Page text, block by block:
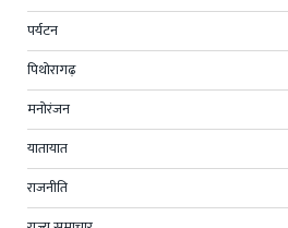
पर्यटन
पिथोरागढ़
मनोरंजन
यातायात
राजनीति